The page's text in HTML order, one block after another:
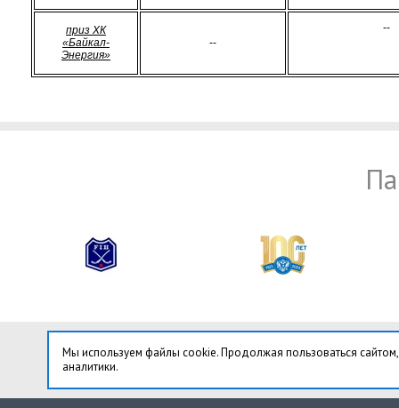
приз ХК
«Байкал-
Энергия»
--
--
Мы используем файлы cookie. Продолжая пользоваться
аналитики.